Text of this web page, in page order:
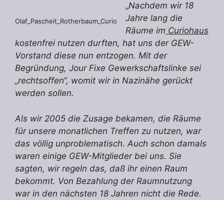
Olaf_Pascheit_Rotherbaum_Curio
„Nachdem wir 18
Jahre lang die
Räume im Curiohaus
kostenfrei nutzen durften, hat uns der GEW-
Vorstand diese nun entzogen. Mit der
Begründung, Jour Fixe Gewerkschaftslinke sei
„rechtsoffen“, womit wir in Nazinähe gerückt
werden sollen.
Als wir 2005 die Zusage bekamen, die Räume
für unsere monatlichen Treffen zu nutzen, war
das völlig unproblematisch. Auch schon damals
waren einige GEW-Mitglieder bei uns. Sie
sagten, wir regeln das, daß ihr einen Raum
bekommt. Von Bezahlung der Raumnutzung
war in den nächsten 18 Jahren nicht die Rede.